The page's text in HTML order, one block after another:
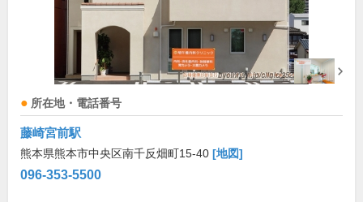
所在地・電話番号
藤崎宮前駅
熊本県熊本市中央区南千反畑町15-40 [地図]
096-353-5500